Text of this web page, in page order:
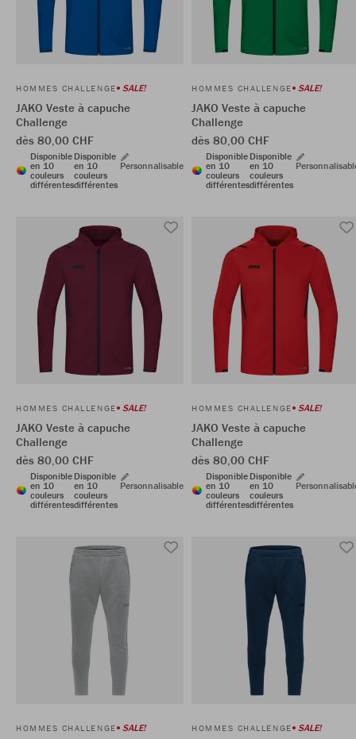
HOMMES CHALLENGE SALE!
JAKO Veste à capuche
Challenge
dès 80,00 CHF
Disponible
en 10
couleurs
différentes
Disponible
en 10
couleurs
différentes
Personnalisable
HOMMES CHALLENGE SALE!
JAKO Veste à capuche
Challenge
dès 80,00 CHF
Disponible
en 10
couleurs
différentes
Disponible
en 10
couleurs
différentes
HOMMES CHALLENGE SALE!
JAKO Veste à capuche
Challenge
dès 80,00 CHF
Disponible
en 10
couleurs
différentes
Disponible
en 10
couleurs
différentes
Personnalisable
HOMMES CHALLENGE SALE!
JAKO Veste à capuche
Challenge
dès 80,00 CHF
Disponible
en 10
couleurs
différentes
Disponible
en 10
couleurs
différentes
HOMMES CHALLENGE SALE! HOMMES CHALLENGE SALE!